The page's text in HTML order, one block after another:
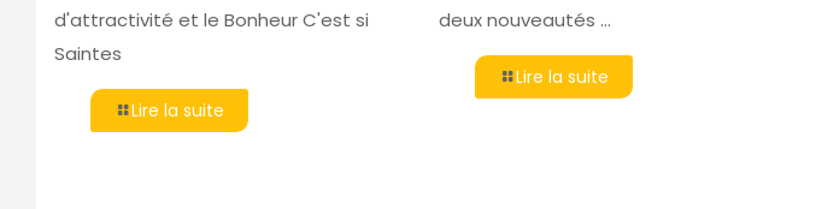
d'attractivité et le Bonheur C'est si
Saintes
Lire la suite
deux nouveautés ...
Lire la suite